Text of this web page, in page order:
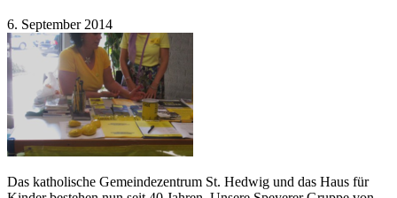
6. September 2014
Das katholische Gemeindezentrum St. Hedwig und das Haus für